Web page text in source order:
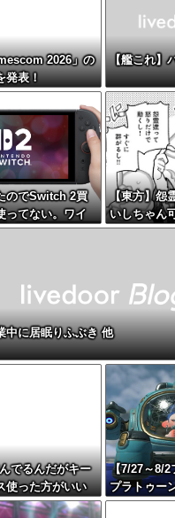
2026」の
発表！
【艦これ】
のでSwitch 2買
ってない。ワイ
【東方】怨
いしちゃん
中に居眠りふぶき 他
でるんだがキー
使った方がいい
にパッド使いた
【7/27～8/2
プラトゥー
続1位！ほ